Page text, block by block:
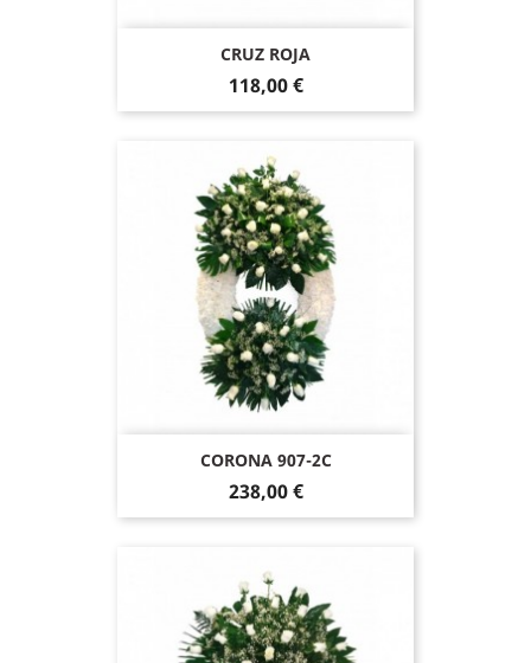
CRUZ ROJA
118,00 €
CORONA 907-2C
238,00 €